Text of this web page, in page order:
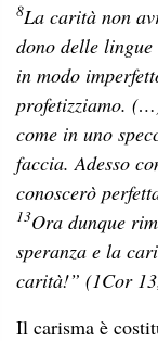
8La carità non
dono delle lingue
in modo
profetizziamo.
come in uno
faccia. Adesso
conoscerò
13Ora dunque
speranza e la
carità!” (1Cor
Il carisma è